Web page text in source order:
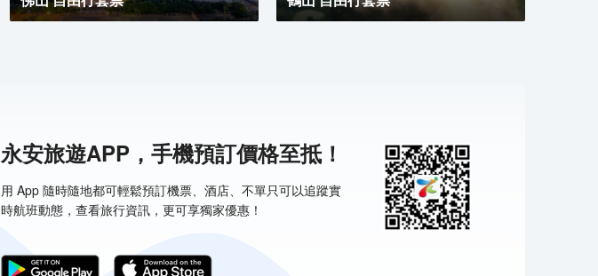
永安旅遊APP，手機預訂價格至抵！
用 App 隨時隨地都可輕鬆預訂機票、酒店、不單只可以追蹤實
時航班動態，查看旅行資訊，更可享獨家優惠！